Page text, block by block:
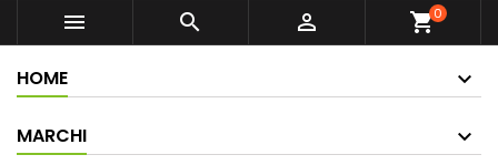
   shopping_cart0
HOME
MARCHI